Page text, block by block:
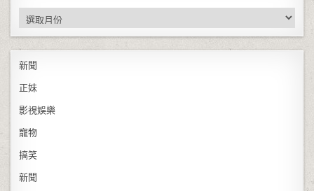
彙整
新聞
正妹
影視娛樂
寵物
搞笑
新聞